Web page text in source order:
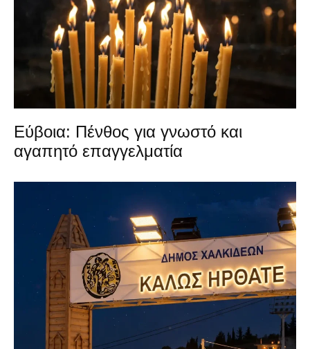
Εύβοια: Πένθος για γνωστό και
αγαπητό επαγγελματία